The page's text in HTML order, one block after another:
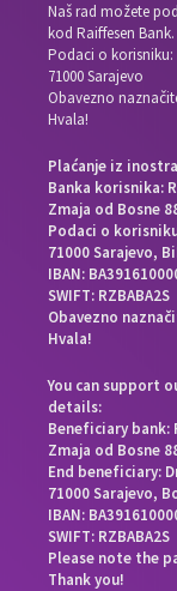
Naš rad možete
kod Raiffesen
Podaci o korisniku:
71000 Sarajevo
Obavezno
Hvala!
Plaćanje iz
Banka korisnika:
Zmaja od Bosne
Podaci o
71000 Sarajevo,
IBAN:
SWIFT: RZBABA2S
Obavezno
Hvala!
You can support
details:
Beneficiary bank:
Zmaja od Bosne
End beneficiary:
71000 Sarajevo,
IBAN:
SWIFT: RZBABA2S
Please note the
Thank you!